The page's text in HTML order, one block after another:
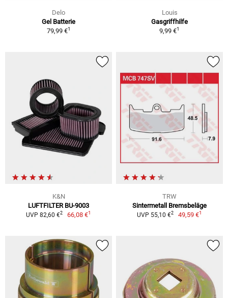
Delo
Gel Batterie
79,99 €1
Louis
Gasgriffhilfe
9,99 €1
K&N
LUFTFILTER BU-9003
UVP 82,60 €2 66,08 €1
TRW
Sintermetall Bremsbeläge
UVP 55,10 €2 49,59 €1